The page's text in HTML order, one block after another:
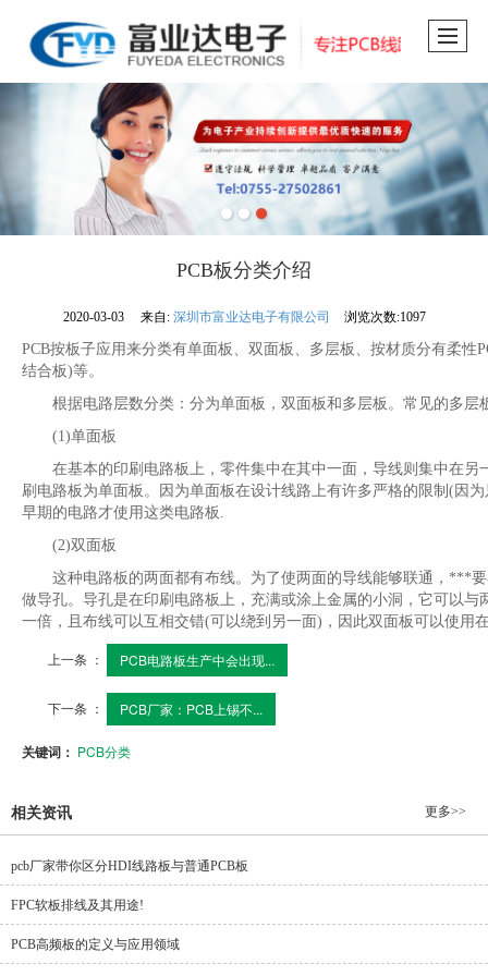
PCB板分类介绍
2020-03-03 来自: 深圳市富业达电子有限公司 浏览次数:1097
PCB按板子应用来分类有单面板、双面板、多层板、按材质分有柔性
结合板)等。
根据电路层数分类：分为单面板，双面板和多层板。常见的多层
(1)单面板
在基本的印刷电路板上，零件集中在其中一面，导线则集中在另
刷电路板为单面板。因为单面板在设计线路上有许多严格的限制(因
早期的电路才使用这类电路板.
(2)双面板
这种电路板的两面都有布线。为了使两面的导线能够联通，***要
做导孔。导孔是在印刷电路板上，充满或涂上金属的小洞，它可以
一倍，且布线可以互相交错(可以绕到另一面)，因此双面板可以使用
上一条 ： PCB电路板生产中会出现...
下一条 ： PCB厂家：PCB上锡不...
关键词： PCB分类
相关资讯 更多>>
pcb厂家带你区分HDI线路板与普通PCB板
FPC软板排线及其用途!
PCB高频板的定义与应用领域